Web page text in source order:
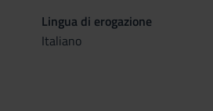
Lingua di erogazione
Italiano